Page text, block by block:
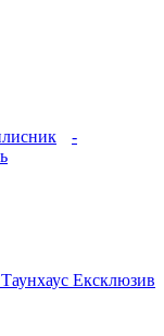
-
Таунхаус Ексклюзив